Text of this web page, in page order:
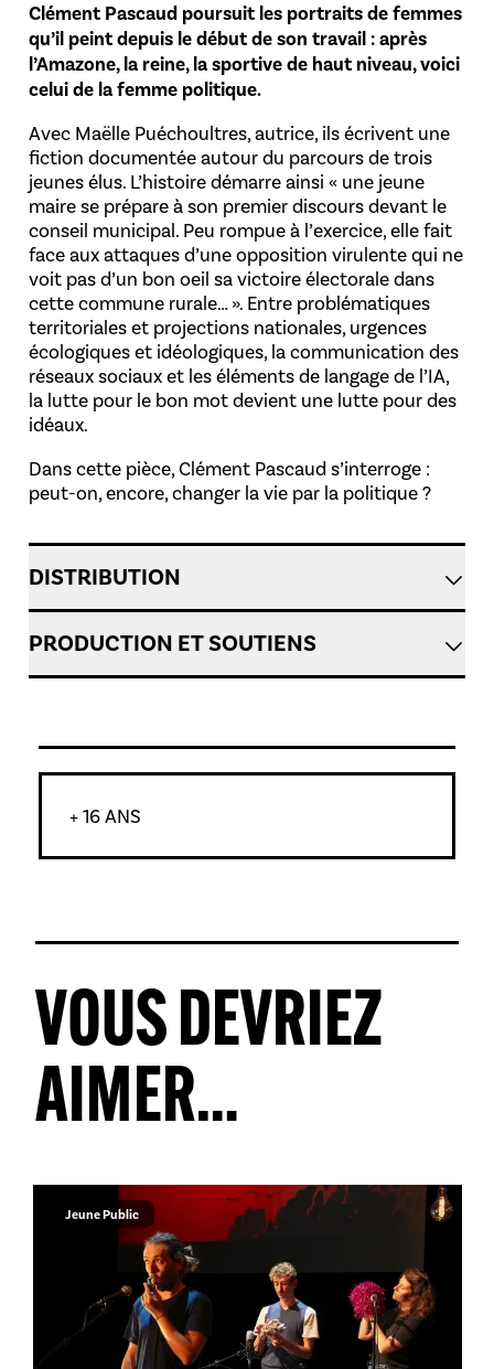
+ 16 ANS
Clément Pascaud poursuit les portraits de femmes
qu’il peint depuis le début de son travail : après
l’Amazone, la reine, la sportive de haut niveau, voici
celui de la femme politique.
Avec Maëlle Puéchoultres, autrice, ils écrivent une
fiction documentée autour du parcours de trois
jeunes élus. L’histoire démarre ainsi « une jeune
maire se prépare à son premier discours devant le
conseil municipal. Peu rompue à l’exercice, elle fait
face aux attaques d’une opposition virulente qui ne
voit pas d’un bon oeil sa victoire électorale dans
cette commune rurale… ». Entre problématiques
territoriales et projections nationales, urgences
écologiques et idéologiques, la communication des
réseaux sociaux et les éléments de langage de l’IA,
la lutte pour le bon mot devient une lutte pour des
idéaux.
Dans cette pièce, Clément Pascaud s’interroge :
peut-on, encore, changer la vie par la politique ?
DISTRIBUTION
PRODUCTION ET SOUTIENS
VOUS DEVRIEZ
AIMER…
Jeune Public